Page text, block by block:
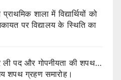
शाला में विद्यार्थियों को
पर विद्यालय के स्थिति का
पद और गोपनीयता की शपथ…
शपथ ग्रहण समारोह।